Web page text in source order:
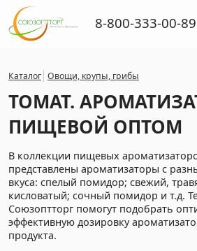
Каталог Овощи, крупы, грибы
ТОМАТ.
ПИЩЕВОЙ ОПТОМ
В коллекции пищевых
представлены ароматизаторы с
вкуса: спелый помидор; свежий,
кисловатый; сочный помидор и т.д.
Союзоптторг помогут подобрать
эффективную дозировку
продукта.
8-800-333-00-89